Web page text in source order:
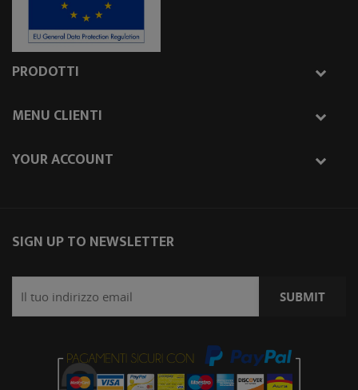
PRODOTTI
MENU CLIENTI
YOUR ACCOUNT
SIGN UP TO NEWSLETTER